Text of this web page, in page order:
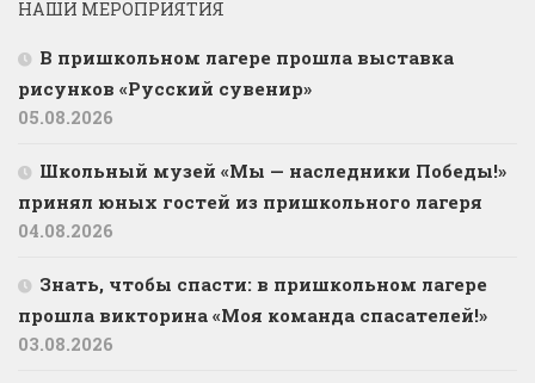
НАШИ МЕРОПРИЯТИЯ
В пришкольном лагере прошла выставка
рисунков «Русский сувенир»
05.08.2026
Школьный музей «Мы — наследники Победы!»
принял юных гостей из пришкольного лагеря
04.08.2026
Знать, чтобы спасти: в пришкольном лагере
прошла викторина «Моя команда спасателей!»
03.08.2026